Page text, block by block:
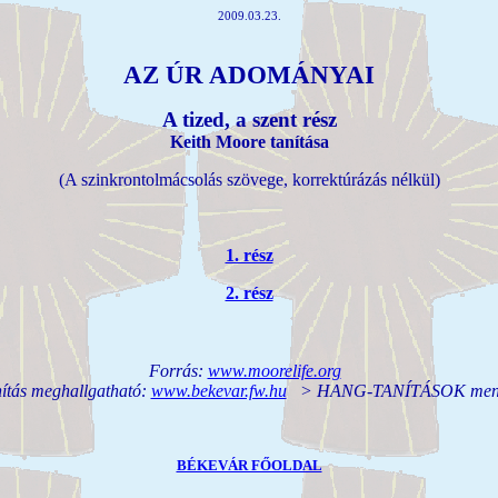
2009.03.23.
AZ ÚR ADOMÁNYAI
A tized, a szent rész
Keith Moore tanítása
(A szinkrontolmácsolás szövege, korrektúrázás nélkül)
1. rész
2. rész
Forrás: www.moorelife.org
meghallgatható: www.bekevar.fw.hu> HANG-TANÍTÁSOK
BÉKEVÁR FŐOLDAL